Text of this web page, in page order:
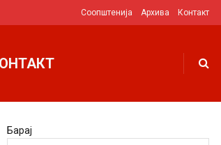
Соопштенија Архива Контакт
Барај